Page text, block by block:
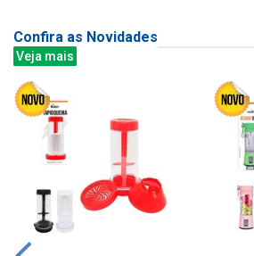
Confira as Novidades
Veja mais